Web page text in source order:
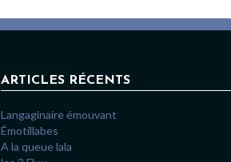
ARTICLES RÉCENTS
Langaginaire émouvant
Émotillabes
A la queue lala